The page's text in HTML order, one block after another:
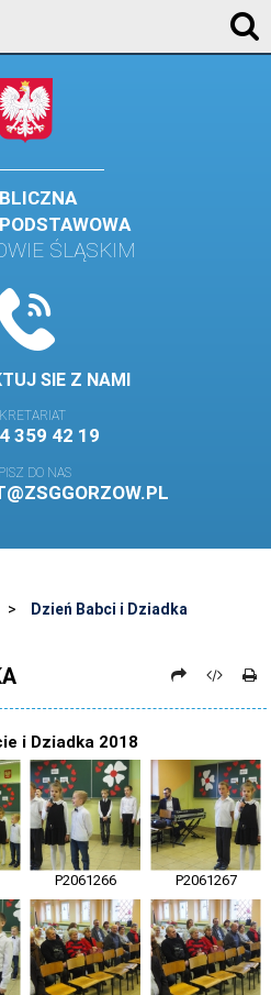
ŚLĄSKIM
SIE Z NAMI
359 42 19
DO NAS
TABLICA INTERAKTYWNA
> Dzień Babci i Dziadka
i Dziadka 2018
P2061266 P2061267